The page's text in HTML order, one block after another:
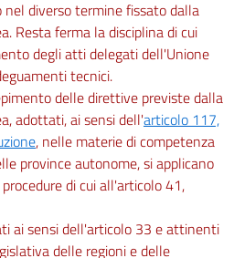
diverso termine fissato dalla
Resta ferma la disciplina di cui
degli atti delegati dell'Unione
tecnici.
delle direttive previste dalla
adottati, ai sensi dell'articolo 117,
, nelle materie di competenza
province autonome, si applicano
di cui all'articolo 41,
ai sensi dell'articolo 33 e attinenti
delle regioni e delle